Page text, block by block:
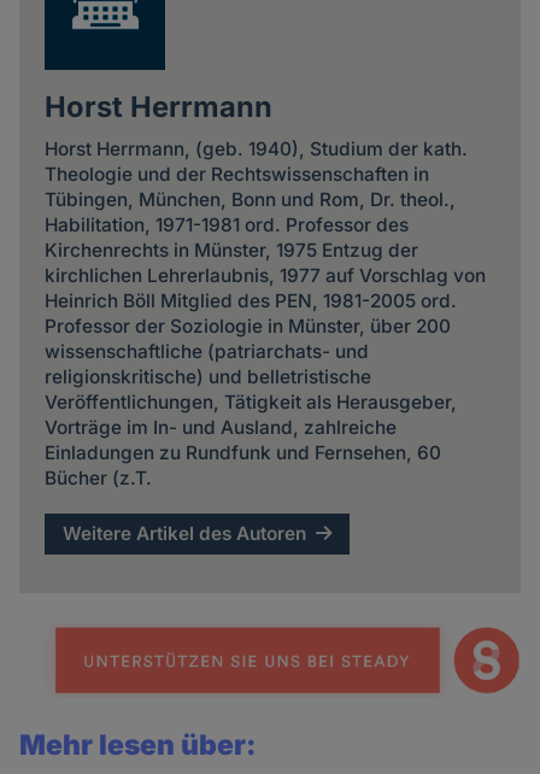
Horst Herrmann
Horst Herrmann, (geb. 1940), Studium der kath.
Theologie und der Rechtswissenschaften in
Tübingen, München, Bonn und Rom, Dr. theol.,
Habilitation, 1971-1981 ord. Professor des
Kirchenrechts in Münster, 1975 Entzug der
kirchlichen Lehrerlaubnis, 1977 auf Vorschlag von
Heinrich Böll Mitglied des PEN, 1981-2005 ord.
Professor der Soziologie in Münster, über 200
wissenschaftliche (patriarchats- und
religionskritische) und belletristische
Veröffentlichungen, Tätigkeit als Herausgeber,
Vorträge im In- und Ausland, zahlreiche
Einladungen zu Rundfunk und Fernsehen, 60
Bücher (z.T.
Weitere Artikel des Autoren
Mehr lesen über: